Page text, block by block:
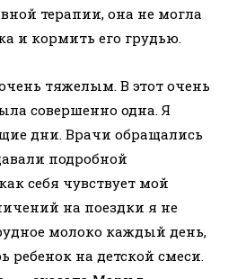
терапии, она не могла
и кормить его грудью.
тяжелым. В этот очень
совершенно одна. Я
дни. Врачи обращались
подробной
себя чувствует мой
на поездки я не
молоко каждый день,
ребенок на детской смеси.